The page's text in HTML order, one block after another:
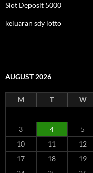
Slot Deposit 5000
keluaran sdy lotto
AUGUST 2026
M T W
3
4 5
10
11 12
17
18 19